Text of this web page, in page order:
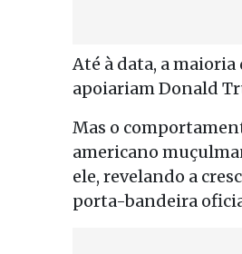
Até à data, a
apoiariam Donald
Mas o
americano
ele, revelando a
porta-bandeira